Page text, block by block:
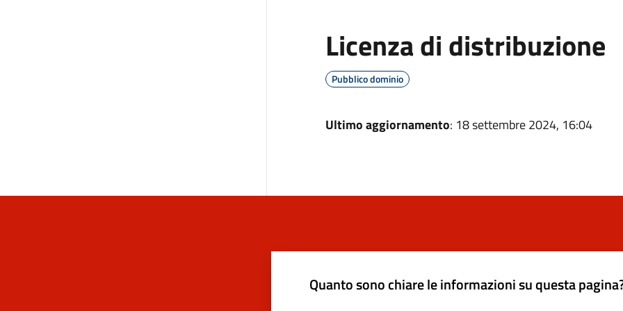
Licenza di distribuzione
Pubblico dominio
Ultimo aggiornamento: 18 settembre 2024, 16:04
Quanto sono chiare le informazioni su questa